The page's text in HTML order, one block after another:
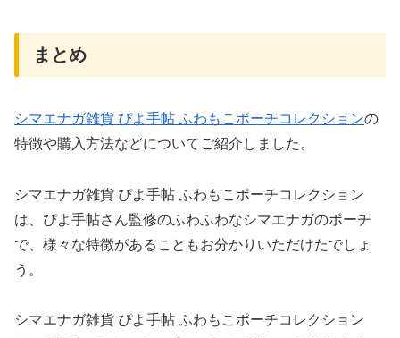
まとめ
シマエナガ雑貨 ぴよ手帖 ふわもこポーチコレクションの
特徴や購入方法などについてご紹介しました。
シマエナガ雑貨 ぴよ手帖 ふわもこポーチコレクション
は、ぴよ手帖さん監修のふわふわなシマエナガのポーチ
で、様々な特徴があることもお分かりいただけたでしょ
う。
シマエナガ雑貨 ぴよ手帖 ふわもこポーチコレクション